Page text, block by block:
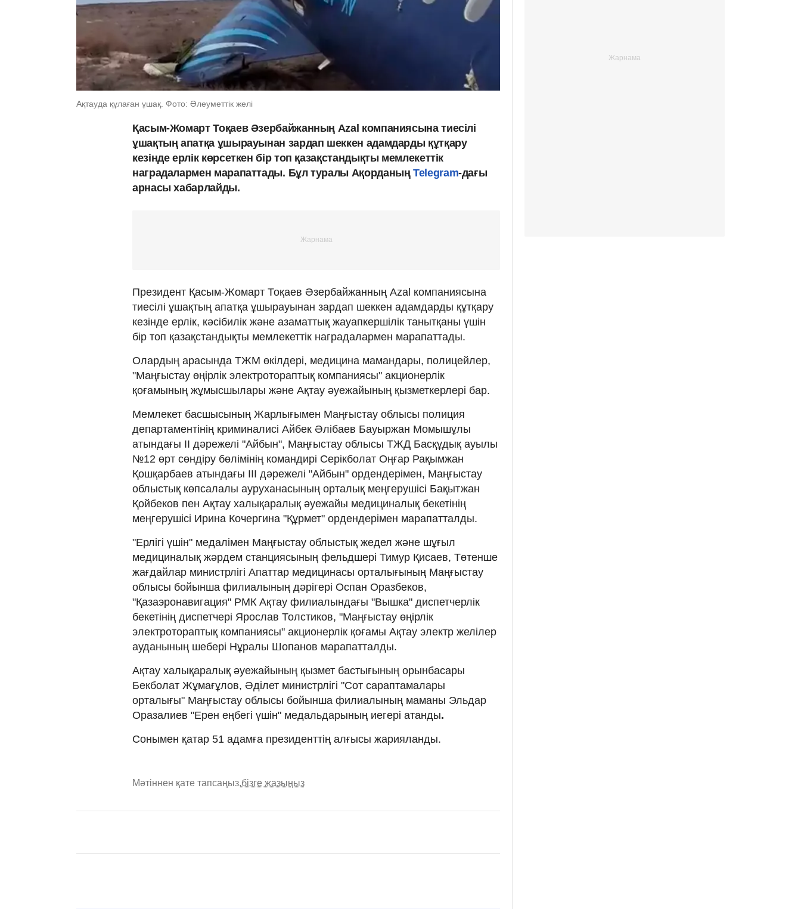
Ақтауда құлаған ұшақ. Фото: Әлеуметтік желі
Қасым-Жомарт Тоқаев Әзербайжанның Azal компаниясына тиесілі
ұшақтың апатқа ұшырауынан зардап шеккен адамдарды құтқару
кезінде ерлік көрсеткен бір топ қазақстандықты мемлекеттік
наградалармен марапаттады. Бұл туралы АқорданыңTelegram-дағы
арнасы хабарлайды.
Президент Қасым-Жомарт Тоқаев Әзербайжанның Azal компаниясына
тиесілі ұшақтың апатқа ұшырауынан зардап шеккен адамдарды құтқару
кезінде ерлік, кәсібилік және азаматтық жауапкершілік танытқаны үшін
бір топ қазақстандықты мемлекеттік наградалармен марапаттады.
Олардың арасында ТЖМ өкілдері, медицина мамандары, полицейлер,
"Маңғыстау өңірлік электротораптық компаниясы" акционерлік
қоғамының жұмысшылары және Ақтау әуежайының қызметкерлері бар.
Мемлекет басшысының Жарлығымен Маңғыстау облысы полиция
департаментінің криминалисі Айбек Әлібаев Бауыржан Момышұлы
атындағы ІІ дәрежелі "Айбын", Маңғыстау облысы ТЖД Басқұдық ауылы
№12 өрт сөндіру бөлімінің командирі Серікболат Оңғар Рақымжан
Қошқарбаев атындағы ІІІ дәрежелі "Айбын" ордендерімен, Маңғыстау
облыстық көпсалалы ауруханасының орталық меңгерушісі Бақытжан
Қойбеков пен Ақтау халықаралық әуежайы медициналық бекетінің
меңгерушісі Ирина Кочергина "Құрмет" ордендерімен марапатталды.
"Ерлігі үшін" медалімен Маңғыстау облыстық жедел және шұғыл
медициналық жәрдем станциясының фельдшері Тимур Қисаев, Төтенше
жағдайлар министрлігі Апаттар медицинасы орталығының Маңғыстау
облысы бойынша филиалының дәрігері Оспан Оразбеков,
"Қазаэронавигация" РМК Ақтау филиалындағы "Вышка" диспетчерлік
бекетінің диспетчері Ярослав Толстиков, "Маңғыстау өңірлік
электротораптық компаниясы" акционерлік қоғамы Ақтау электр желілер
ауданының шебері Нұралы Шопанов марапатталды.
Ақтау халықаралық әуежайының қызмет бастығының орынбасары
Бекболат Жұмағұлов, Әділет министрлігі "Сот сараптамалары
орталығы" Маңғыстау облысы бойынша филиалының маманы Эльдар
Оразалиев "Ерен еңбегі үшін" медальдарының иегері атанды.
Сонымен қатар 51 адамға президенттің алғысы жарияланды.
Мәтіннен қате тапсаңыз,бізге жазыңыз